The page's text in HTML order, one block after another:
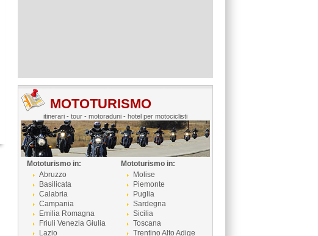
MOTOTURISMO
itinerari - tour - motoraduni - hotel per motociclisti
Mototurismo in:
Abruzzo
Basilicata
Calabria
Campania
Emilia Romagna
Friuli Venezia Giulia
Lazio
Mototurismo in:
Molise
Piemonte
Puglia
Sardegna
Sicilia
Toscana
Trentino Alto Adige